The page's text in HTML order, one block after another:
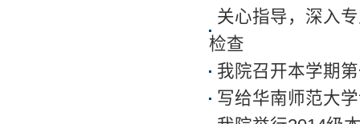
关心指导，深入
检查
我院召开本学期
写给华南师范大